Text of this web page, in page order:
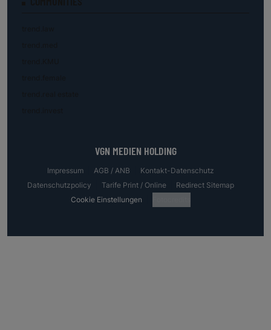
VGN MEDIEN HOLDING
Impressum AGB / ANB
Kontakt-Datenschutz
Datenschutzpolicy
Tarife Print / Online
Redirect Sitemap
Cookie Einstellungen